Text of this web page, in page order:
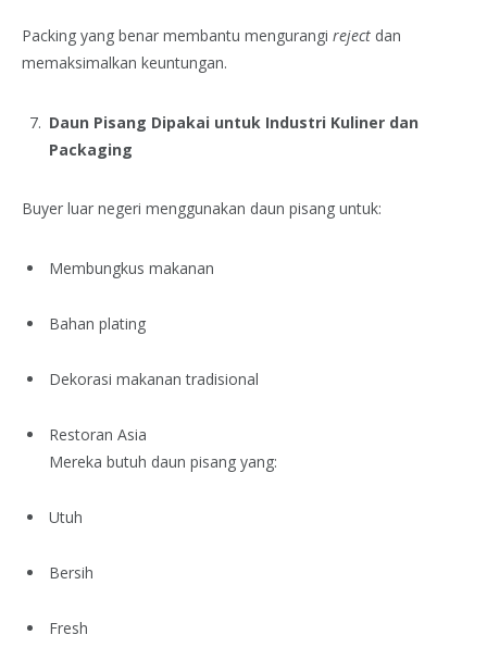
Packing yang benar membantu mengurangi reject dan
memaksimalkan keuntungan.
Daun Pisang Dipakai untuk Industri Kuliner dan
Packaging
Buyer luar negeri menggunakan daun pisang untuk:
Membungkus makanan
Bahan plating
Dekorasi makanan tradisional
Restoran Asia
Mereka butuh daun pisang yang:
Utuh
Bersih
Fresh